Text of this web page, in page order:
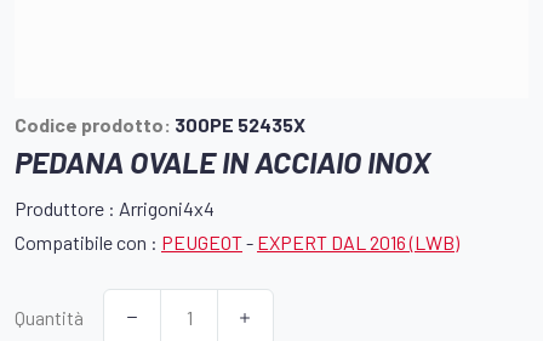
Codice prodotto: 300PE 52435X
PEDANA OVALE IN ACCIAIO INOX
Produttore : Arrigoni4x4
Compatibile con : PEUGEOT- EXPERT DAL 2016 (LWB)
Quantità